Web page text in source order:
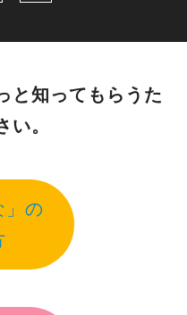
と知ってもらうた
。
」の